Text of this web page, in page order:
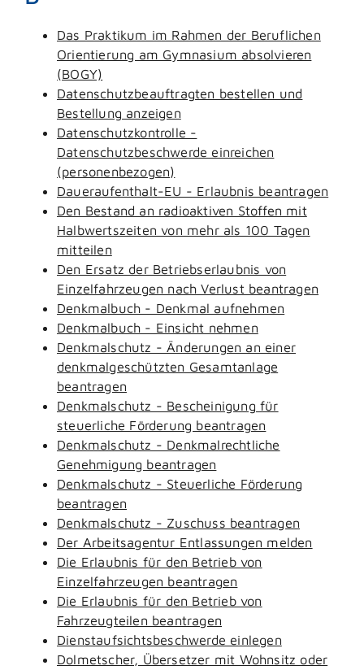
Das Praktikum im Rahmen der Beruflichen
Orientierung am Gymnasium absolvieren
(BOGY)
Datenschutzbeauftragten bestellen und
Bestellung anzeigen
Datenschutzkontrolle -
Datenschutzbeschwerde einreichen
(personenbezogen)
Daueraufenthalt-EU - Erlaubnis beantragen
Den Bestand an radioaktiven Stoffen mit
Halbwertszeiten von mehr als 100 Tagen
mitteilen
Den Ersatz der Betriebserlaubnis von
Einzelfahrzeugen nach Verlust beantragen
Denkmalbuch - Denkmal aufnehmen
Denkmalbuch - Einsicht nehmen
Denkmalschutz - Änderungen an einer
denkmalgeschützten Gesamtanlage
beantragen
Denkmalschutz - Bescheinigung für
steuerliche Förderung beantragen
Denkmalschutz - Denkmalrechtliche
Genehmigung beantragen
Denkmalschutz - Steuerliche Förderung
beantragen
Denkmalschutz - Zuschuss beantragen
Der Arbeitsagentur Entlassungen melden
Die Erlaubnis für den Betrieb von
Einzelfahrzeugen beantragen
Die Erlaubnis für den Betrieb von
Fahrzeugteilen beantragen
Dienstaufsichtsbeschwerde einlegen
Dolmetscher, Übersetzer mit Wohnsitz oder